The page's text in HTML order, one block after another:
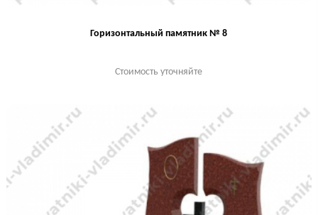
Горизонтальный памятник № 8
Стоимость уточняйте